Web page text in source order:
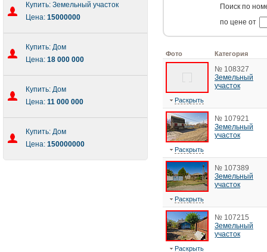
Купить: Земельный участок
Цена: 15000000
Купить: Дом
Цена: 18 000 000
Купить: Дом
Цена: 11 000 000
Купить: Дом
Цена: 150000000
Поиск по
по цене от
Фото Категория
№ 108327
Земельный
участок
Раскрыть
№ 107921
Земельный
участок
Раскрыть
№ 107389
Земельный
участок
Раскрыть
№ 107215
Земельный
участок
Раскрыть